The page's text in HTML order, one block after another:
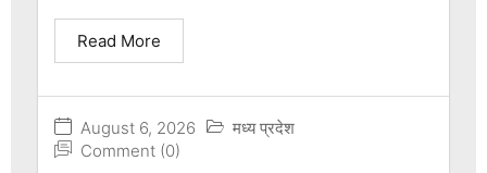
August 6, 2026
मध्य प्रदेश
Comment (0)
Read More